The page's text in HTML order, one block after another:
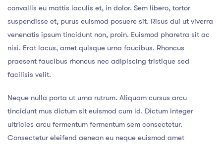
convallis eu mattis iaculis et, in dolor. Sem libero, tortor
suspendisse et, purus euismod posuere sit. Risus dui ut viverra
venenatis ipsum tincidunt non, proin. Euismod pharetra sit ac
nisi. Erat lacus, amet quisque urna faucibus. Rhoncus
praesent faucibus rhoncus nec adipiscing tristique sed
facilisis velit.
Neque nulla porta ut urna rutrum. Aliquam cursus arcu
tincidunt mus dictum sit euismod cum id. Dictum integer
ultricies arcu fermentum fermentum sem consectetur.
Consectetur eleifend aenean eu neque euismod amet